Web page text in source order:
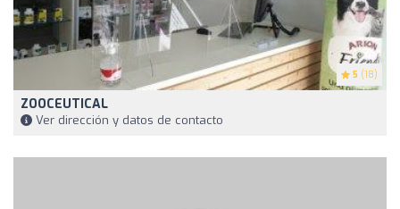
5 (18)
ZOOCEUTICAL
Ver dirección y datos de contacto